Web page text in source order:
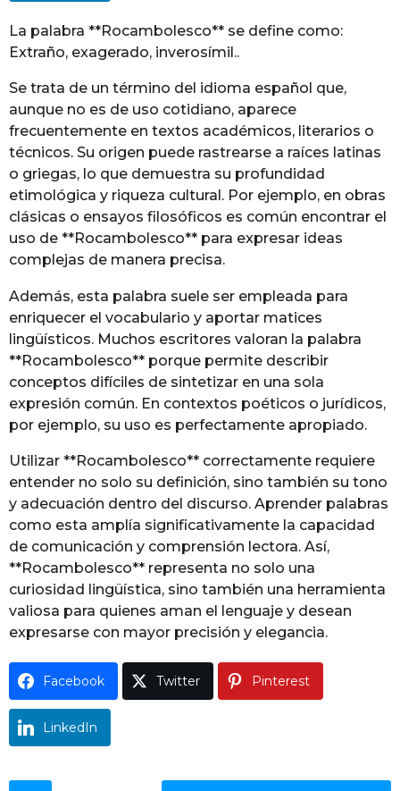
o
La palabra **Rocambolesco** se define como:
Extraño, exagerado, inverosímil..
Se trata de un término del idioma español que,
aunque no es de uso cotidiano, aparece
frecuentemente en textos académicos, literarios o
técnicos. Su origen puede rastrearse a raíces latinas
o griegas, lo que demuestra su profundidad
etimológica y riqueza cultural. Por ejemplo, en obras
clásicas o ensayos filosóficos es común encontrar el
uso de **Rocambolesco** para expresar ideas
complejas de manera precisa.
Además, esta palabra suele ser empleada para
enriquecer el vocabulario y aportar matices
lingüísticos. Muchos escritores valoran la palabra
**Rocambolesco** porque permite describir
conceptos difíciles de sintetizar en una sola
expresión común. En contextos poéticos o jurídicos,
por ejemplo, su uso es perfectamente apropiado.
Utilizar **Rocambolesco** correctamente requiere
entender no solo su definición, sino también su tono
y adecuación dentro del discurso. Aprender palabras
como esta amplía significativamente la capacidad
de comunicación y comprensión lectora. Así,
**Rocambolesco** representa no solo una
curiosidad lingüística, sino también una herramienta
valiosa para quienes aman el lenguaje y desean
expresarse con mayor precisión y elegancia.
Facebook Twitter Pinterest
LinkedIn